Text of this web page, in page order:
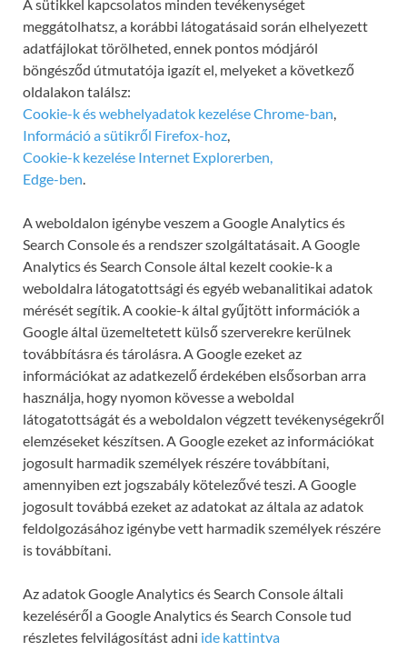
A sütikkel kapcsolatos minden tevékenységet
meggátolhatsz, a korábbi látogatásaid során elhelyezett
adatfájlokat törölheted, ennek pontos módjáról
böngésződ útmutatója igazít el, melyeket a következő
oldalakon találsz:
Cookie-k és webhelyadatok kezelése Chrome-ban,
Információ a sütikről Firefox-hoz,
Cookie-k kezelése Internet Explorerben,
Edge-ben.
A weboldalon igénybe veszem a Google Analytics és
Search Console és a rendszer szolgáltatásait. A Google
Analytics és Search Console által kezelt cookie-k a
weboldalra látogatottsági és egyéb webanalitikai adatok
mérését segítik. A cookie-k által gyűjtött információk a
Google által üzemeltetett külső szerverekre kerülnek
továbbításra és tárolásra. A Google ezeket az
információkat az adatkezelő érdekében elsősorban arra
használja, hogy nyomon kövesse a weboldal
látogatottságát és a weboldalon végzett tevékenységekről
elemzéseket készítsen. A Google ezeket az információkat
jogosult harmadik személyek részére továbbítani,
amennyiben ezt jogszabály kötelezővé teszi. A Google
jogosult továbbá ezeket az adatokat az általa az adatok
feldolgozásához igénybe vett harmadik személyek részére
is továbbítani.
Az adatok Google Analytics és Search Console általi
kezeléséről a Google Analytics és Search Console tud
részletes felvilágosítást adni ide kattintva